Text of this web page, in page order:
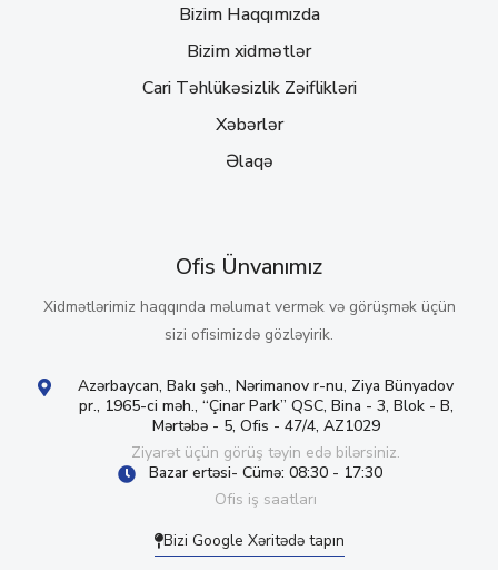
Bizim Haqqımızda
Bizim xidmətlər
Cari Təhlükəsizlik Zəiflikləri
Xəbərlər
Əlaqə
Ofis Ünvanımız
Xidmətlərimiz haqqında məlumat vermək və görüşmək üçün
sizi ofisimizdə gözləyirik.
Azərbaycan, Bakı şəh., Nərimanov r-nu, Ziya Bünyadov
pr., 1965-ci məh., “Çinar Park” QSC, Bina - 3, Blok - B,
Mərtəbə - 5, Ofis - 47/4, AZ1029
Ziyarət üçün görüş təyin edə bilərsiniz.
Bazar ertəsi- Cümə: 08:30 - 17:30
Ofis iş saatları
Bizi Google Xəritədə tapın